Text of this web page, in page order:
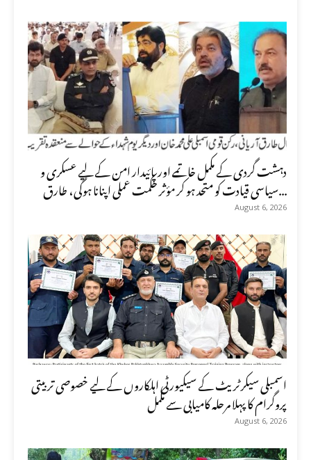
دہشت گردی کے مکمل خاتمے اور پائیدار امن کے لیے عسکری و
سیاسی قیادت کو متحد ہو کر مؤثر حکمت عملی اپنانا ہوگی، طارق...
August 6, 2026
اسمبلی سیکرٹریٹ کے سیکیورٹی اہلکاروں کے لیے خصوصی تربیتی
پروگرام کا پہلا مرحلہ کامیابی سے مکمل
August 6, 2026